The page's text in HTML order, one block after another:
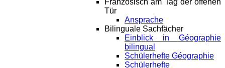
Französisch am Tag der offenen
Tür
Ansprache
Bilinguale Sachfächer
Einblick in Géographie
bilingual
Schülerhefte Géographie
Schülerhefte